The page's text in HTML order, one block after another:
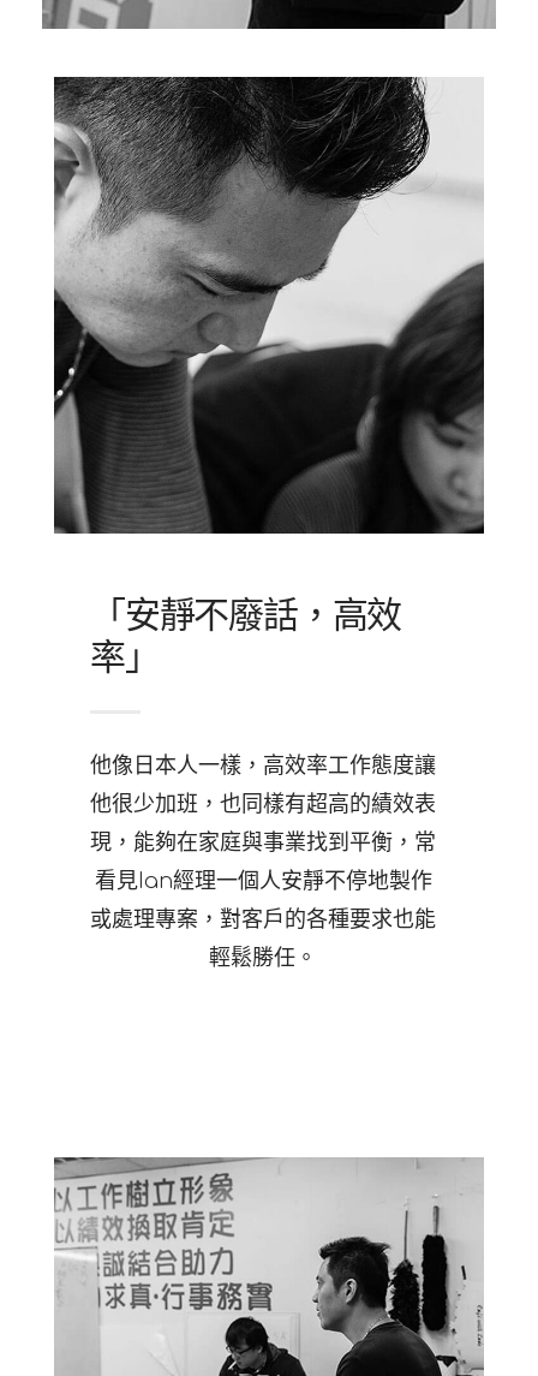
「安靜不廢話，高效
率」
他像日本人一樣，高效率工作態度讓
他很少加班，也同樣有超高的績效表
現，能夠在家庭與事業找到平衡，常
看見Ian經理一個人安靜不停地製作
或處理專案，對客戶的各種要求也能
輕鬆勝任。